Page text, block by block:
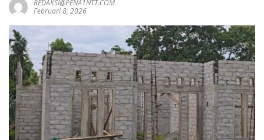
REDAKSI@PENA1NTT.COM
Februari 8, 2026